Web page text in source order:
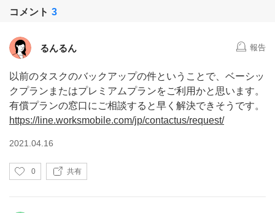
コメント 3
るんるん 報告
以前のタスクのバックアップの件ということで、ベーシッ
クプランまたはプレミアムプランをご利用かと思います。
有償プランの窓口にご相談すると早く解決できそうです。
https://line.worksmobile.com/jp/contactus/request/
2021.04.16
い
0 共有